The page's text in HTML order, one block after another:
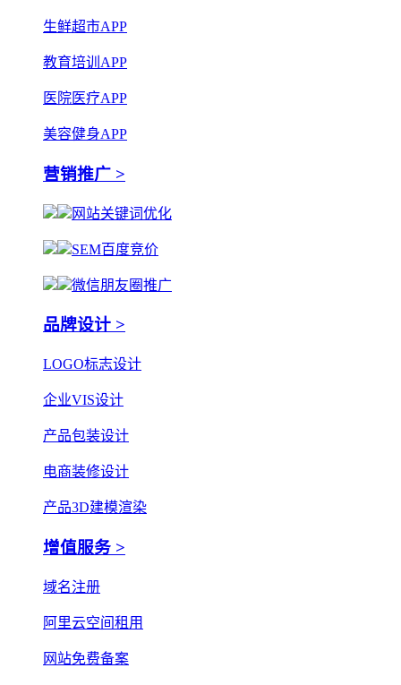
生鲜超市APP
教育培训APP
医院医疗APP
美容健身APP
营销推广 >
网站关键词优化
SEM百度竞价
微信朋友圈推广
品牌设计 >
LOGO标志设计
企业VIS设计
产品包装设计
电商装修设计
产品3D建模渲染
增值服务 >
域名注册
阿里云空间租用
网站免费备案